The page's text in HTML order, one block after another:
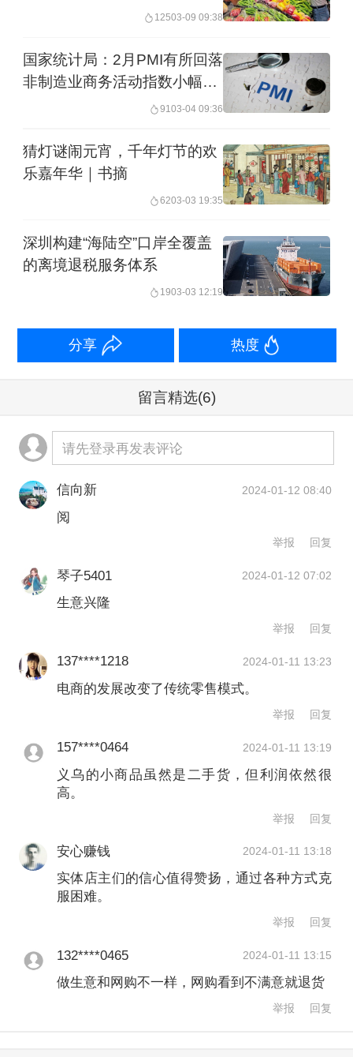
“这种装饰摆放在公司大堂很喜庆，一天
之内就卖出去了十多件。”钱老板指着门
口的金色花树说。人工扎成的花树上有
金色的灯光闪耀，花树下搭配了印
饰，一套价格在2000元至5000元不等。
销，“一个人买两三百块钱的东西，利润
几十块还不到，主要还是跑量。”
生意，批发喜糖、喜字与拜寿礼，但他
间，钱老板给新年制定的备货策略一直
很稳定，“首次进货都在70万到80万元左
右，再根据每日销售额调整，生意好多
进一些，生意差就少进点。”
店里的一位店员介绍，用于悬挂的小型
毛绒挂件通常会一次性进200至300件，
卖完再联系工厂进货，避免库存积压。
在商场摆放的地堆则因为体积庞大，首
次进货没有进太多。地堆快卖完了，通
知工厂紧急生产，十天才能到货。“这是
长年合作关系不错的工厂，十天或八天
能补上，不然要等更久。”
而那些带有明显龙年元素的装饰物属于
年度应季商品，不可能囤积到十二年后
又一个龙年，钱老板在过年前夕只会补
一些常规装饰，例如春联。腊月里工厂
停止生产，他也停止进货，“那个时候就
新的就没了。”
12503-09 09:38
国家统计局：2月PMI有所回落
非制造业商务活动指数小幅回
9103-04 09:36
猜灯谜闹元宵，千年灯节的欢
乐嘉年华｜书摘
6203-03 19:35
深圳构建“海陆空”口岸全覆盖
的离境退税服务体系
1903-03 12:19
分享 热度
留言精选(6)
请先登录再发表评论
信向新 2024-01-12 08:40
阅
举报 回复
琴子5401 2024-01-12 07:02
生意兴隆
举报 回复
137****1218 2024-01-11 13:23
电商的发展改变了传统零售模式。
举报 回复
157****0464 2024-01-11 13:19
义乌的小商品虽然是二手货，但利润依然很
高。
举报 回复
安心赚钱 2024-01-11 13:18
实体店主们的信心值得赞扬，通过各种方式克
服困难。
举报 回复
132****0465 2024-01-11 13:15
做生意和网购不一样，网购看到不满意就退货
举报 回复